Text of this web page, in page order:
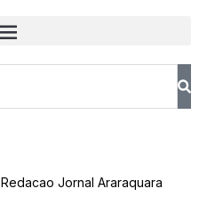
Redacao Jornal Araraquara